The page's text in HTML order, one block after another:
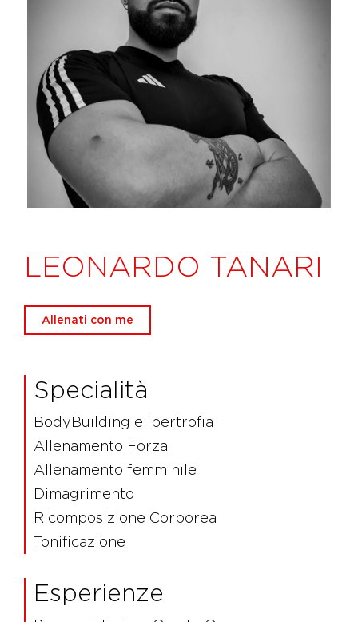
LEONARDO TANARI
Allenati con me
Specialità
BodyBuilding e Ipertrofia
Allenamento Forza
Allenamento femminile
Dimagrimento
Ricomposizione Corporea
Tonificazione
Esperienze